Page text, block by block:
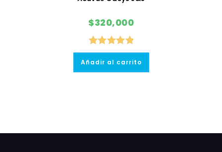
$320,000
Valorado
con 5.00de
Añadir al carrito